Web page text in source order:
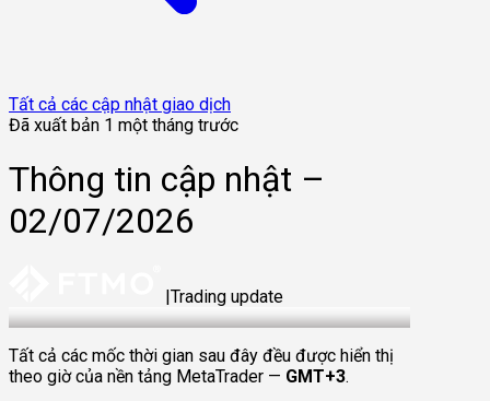
Tất cả các cập nhật giao dịch
Đã xuất bản 1 một tháng trước
Thông tin cập nhật –
02/07/2026
Trading update
2 Jul 2026
Tất cả các mốc thời gian sau đây đều được hiển thị
theo giờ của nền tảng MetaTrader — GMT+3.